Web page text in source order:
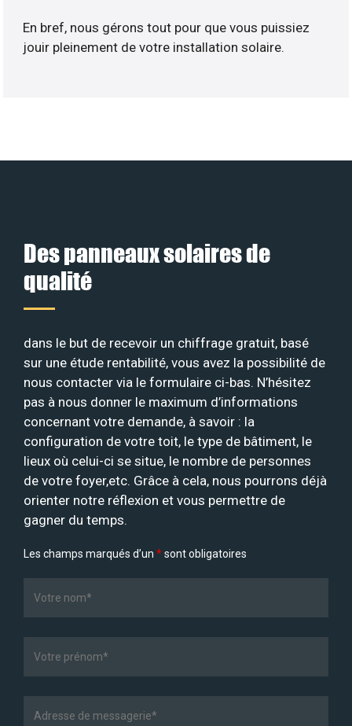
En bref, nous gérons tout pour que vous puissiez
jouir pleinement de votre installation solaire.
Des panneaux solaires de
qualité
dans le but de recevoir un chiffrage gratuit, basé
sur une étude rentabilité, vous avez la possibilité de
nous contacter via le formulaire ci-bas. N’hésitez
pas à nous donner le maximum d’informations
concernant votre demande, à savoir : la
configuration de votre toit, le type de bâtiment, le
lieux où celui-ci se situe, le nombre de personnes
de votre foyer,etc. Grâce à cela, nous pourrons déjà
orienter notre réflexion et vous permettre de
gagner du temps.
Les champs marqués d’un *sont obligatoires